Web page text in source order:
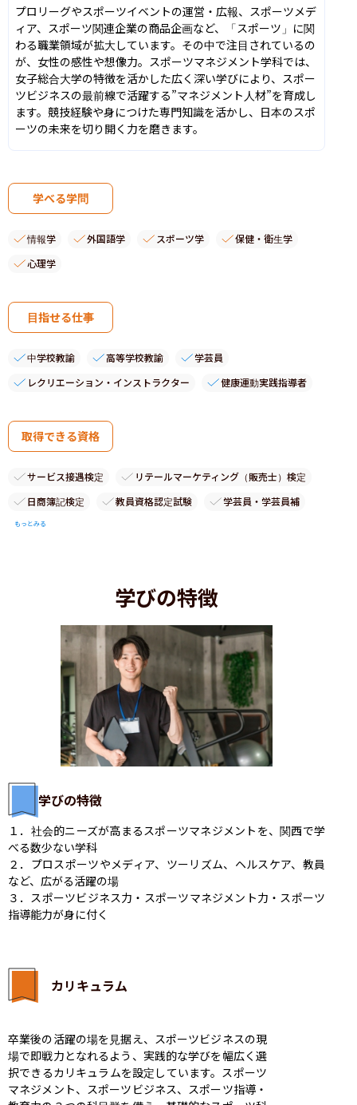
プロリーグやスポーツイベントの運営・広報、スポーツメデ
ィア、スポーツ関連企業の商品企画など、「スポーツ」に関
わる職業領域が拡大しています。その中で注目されているの
が、女性の感性や想像力。スポーツマネジメント学科では、
女子総合大学の特徴を活かした広く深い学びにより、スポー
ツビジネスの最前線で活躍する”マネジメント人材”を育成し
ます。競技経験や身につけた専門知識を活かし、日本のスポ
ーツの未来を切り開く力を磨きます。
学べる学問
情報学 外国語学 スポーツ学
保健・衛生学
心理学
目指せる仕事
中学校教諭 高等学校教諭
学芸員
レクリエーション・インストラクター
健康運動実践指導者
取得できる資格
サービス接遇検定
リテールマーケティング（販売士）検定
日商簿記検定
教員資格認定試験 学芸員・学芸員補
もっとみる
学びの特徴
学びの特徴
１．社会的ニーズが高まるスポーツマネジメントを、関西で学
べる数少ない学科
２．プロスポーツやメディア、ツーリズム、ヘルスケア、教員
など、広がる活躍の場
３．スポーツビジネス力・スポーツマネジメント力・スポーツ
指導能力が身に付く
カリキュラム
卒業後の活躍の場を見据え、スポーツビジネスの現
場で即戦力となれるよう、実践的な学びを幅広く選
択できるカリキュラムを設定しています。スポーツ
マネジメント、スポーツビジネス、スポーツ指導・